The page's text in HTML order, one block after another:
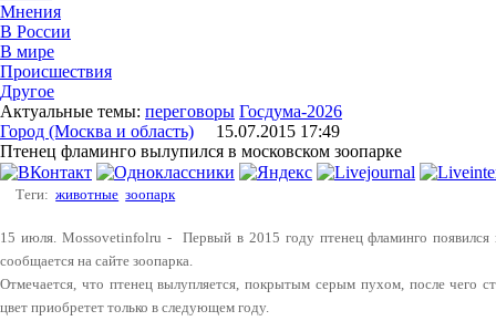
Мнения
В России
В мире
Происшествия
Другое
Актуальные темы: переговоры Госдума-2026
Город (Москва и область) 15.07.2015 17:49
Птенец фламинго вылупился в московском зоопарке
Теги: животные зоопарк
15 июля. Mossovetinfolru - Первый в 2015 году птенец фламинго
сообщается на сайте зоопарка.
Отмечается, что птенец вылупляется, покрытым серым пухом, после чего
цвет приобретет только в следующем году.